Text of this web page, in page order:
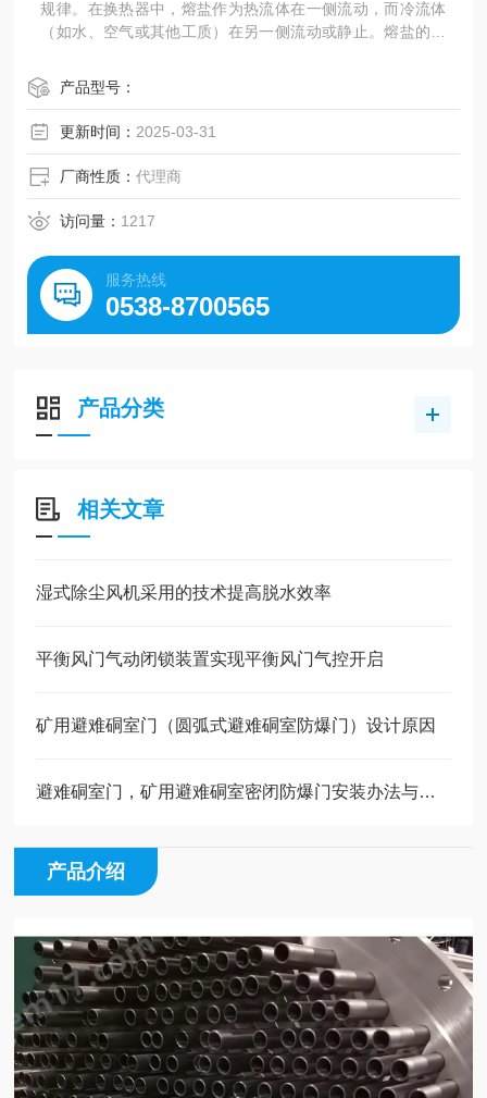
规律。在换热器中，熔盐作为热流体在一侧流动，而冷流体
（如水、空气或其他工质）在另一侧流动或静止。熔盐的高
流体，从而实现热量的传递和转换。这个过程中，熔盐的高
温热能储备是热量传递的源泉，而换热器壁面的热传导性能
则决定了热量传递的效率。
产品型号：
更新时间： 2025-03-31
厂商性质：代理商
访问量： 1217
服务热线
0538-8700565
产品分类
相关文章
湿式除尘风机采用的技术提高脱水效率
平衡风门气动闭锁装置实现平衡风门气控开启
矿用避难硐室门（圆弧式避难硐室防爆门）设计原因
避难硐室门，矿用避难硐室密闭防爆门安装办法与注意事项
产品介绍